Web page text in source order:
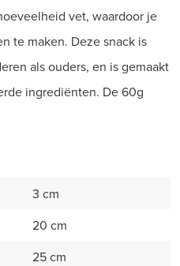
vet, waardoor je
te maken. Deze snack is
als ouders, en is gemaakt
ingrediënten. De 60g
3 cm
20 cm
25 cm